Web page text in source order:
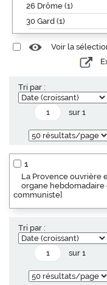
26 Drôme (1)
30 Gard (1)
Voir la
Tri par :
sur 1
1
La Provence ouvrière
organe hebdomadaire
communiste]
Tri par :
sur 1